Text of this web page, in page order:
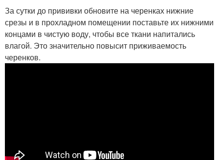
За сутки до прививки обновите на черенках нижние
срезы и в прохладном помещении поставьте их нижними
концами в чистую воду, чтобы все ткани напитались
влагой. Это значительно повысит приживаемость
черенков.